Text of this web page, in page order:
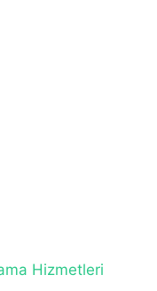
Hizmetleri